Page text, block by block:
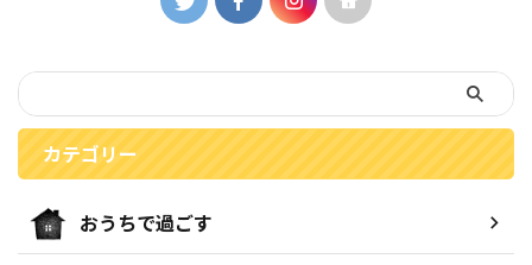
カテゴリー
おうちで過ごす